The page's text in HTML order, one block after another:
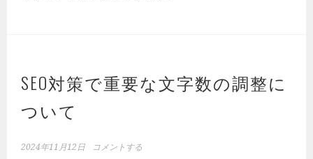
SEO対策で重要な文字数の調整に
ついて
2024年11月12日 コメントする